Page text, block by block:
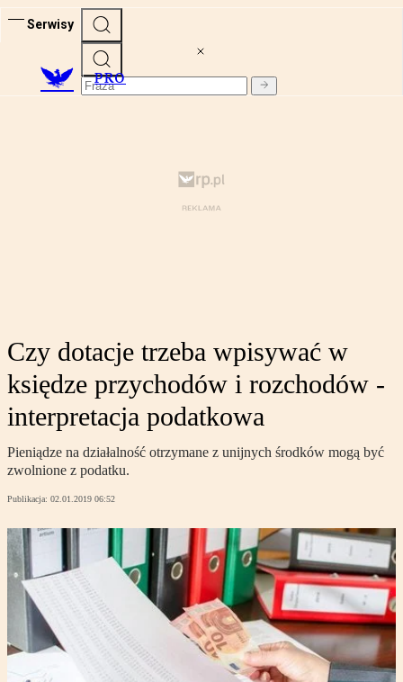
Serwisy
PRO
Czy dotacje trzeba wpisywać w
księdze przychodów i rozchodów -
interpretacja podatkowa
Pieniądze na działalność otrzymane z unijnych środków mogą być
zwolnione z podatku.
Publikacja: 02.01.2019 06:52